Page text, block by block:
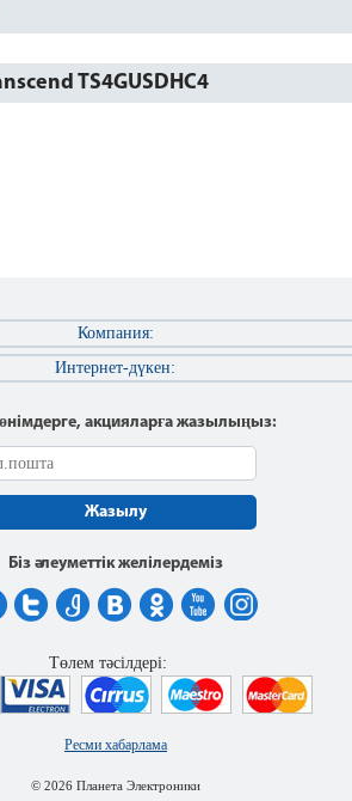
TS4GUSDHC4
Компания:
Интернет-дүкен:
акцияларға жазылыңыз:
Жазылу
Біз әлеуметтік желілердеміз
Ресми хабарлама
© 2026 Планета Электроники
Төлем тәсілдері: